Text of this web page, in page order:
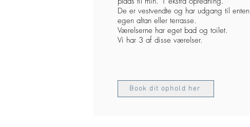
De er vestvendte og har udgang til enten
egen altan eller terrasse.
Værelserne har eget bad og toilet.
Vi har 3 af disse værelser.
Book dit ophold her